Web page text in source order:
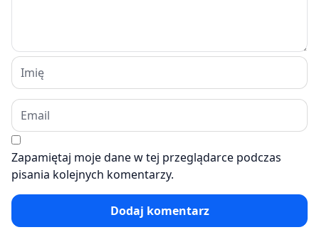
Zapamiętaj moje dane w tej przeglądarce podczas
pisania kolejnych komentarzy.
Dodaj komentarz